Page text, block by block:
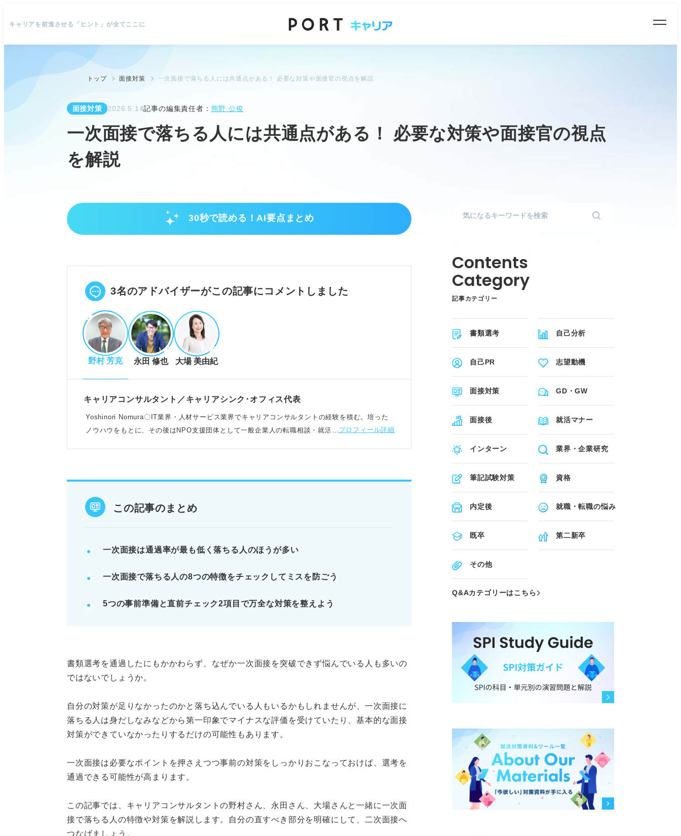
キャリアを前進させる「ヒント」が全てここに
トップ 面接対策 一次面接で落ちる人には共通点がある！ 必要な対策や面接官の視点を解説
面接対策 2026.5.14記事の編集責任者： 熊野 公俊
一次面接で落ちる人には共通点がある！ 必要な対策や面接官の視点
を解説
30秒で読める！AI要点まとめ
一次面接で落ちる割合と主な理由
基礎的なマナーや短い時間でのアピールが不足しがち。
POINT：Web面接の普及で競争率が高まり、対策が必須。
面接官が見るポイントと落ちる人の特徴
面接官は清潔感やビジネスマナーを重視している。
コミュニケーション能力や主体性、入社意欲が見られている。
声の小ささや視線、質問意図の理解不足はマイナス評価。
POINT：志望動機や逆質問の質で、入社意欲と主体性が判断される。
例：自己紹介は大学・学部・氏名・専攻・志望理由を簡潔に伝える。
記事の該当箇所を見る
原因分析から始めよう！ 一次面接で落ちる人が多い4つの理由
視点
3名のアドバイザーがこの記事にコメントしました
野村 芳克 永田 修也 大場 美由紀
キャリアコンサルタント／キャリアシンク･オフィス代表
Yoshinori Nomura〇IT業界・人材サービス業界でキャリアコンサルタントの経験を積む。培った
ノウハウをもとに、その後はNPO支援団体として一般企業人の転職相談・就活生への進路相談を担
プロフィール詳細
この記事のまとめ
一次面接は通過率が最も低く落ちる人のほうが多い
一次面接で落ちる人の8つの特徴をチェックしてミスを防ごう
5つの事前準備と直前チェック2項目で万全な対策を整えよう
書類選考を通過したにもかかわらず、なぜか一次面接を突破できず悩んでいる人も多いの
ではないでしょうか。
自分の対策が足りなかったのかと落ち込んでいる人もいるかもしれませんが、一次面接に
落ちる人は身だしなみなどから第一印象でマイナスな評価を受けていたり、基本的な面接
対策ができていなかったりするだけの可能性もあります。
一次面接は必要なポイントを押さえつつ事前の対策をしっかりおこなっておけば、選考を
通過できる可能性が高まります。
この記事では、キャリアコンサルタントの野村さん、永田さん、大場さんと一緒に一次面
接で落ちる人の特徴や対策を解説します。自分の直すべき部分を明確にして、二次面接へ
つなげましょう。
記事カテゴリー
書類選考 自己分析
自己PR 志望動機
面接対策 GD・GW
面接後 就活マナー
インターン 業界・企業研究
筆記試験対策 資格
内定後 就職・転職の悩み
既卒 第二新卒
その他
Q&Aカテゴリーはこちら